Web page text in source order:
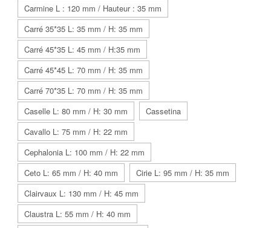
Carmine L : 120 mm / Hauteur : 35 mm
Carré 35*35 L: 35 mm / H: 35 mm
Carré 45*35 L: 45 mm / H:35 mm
Carré 45*45 L: 70 mm / H: 35 mm
Carré 70*35 L: 70 mm / H: 35 mm
Caselle L: 80 mm / H: 30 mm
Cassetina
Cavallo L: 75 mm / H: 22 mm
Cephalonia L: 100 mm / H: 22 mm
Ceto L: 65 mm / H: 40 mm
Cirie L: 95 mm / H: 35 mm
Clairvaux L: 130 mm / H: 45 mm
Claustra L: 55 mm / H: 40 mm